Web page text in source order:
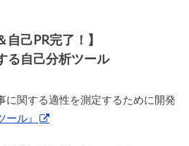
自己PR完了！】
る自己分析ツール
に関する適性を測定するために開発
ール』